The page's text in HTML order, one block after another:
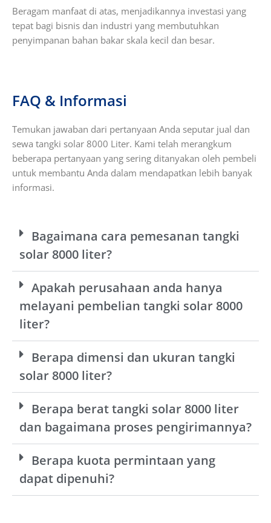
Beragam manfaat di atas, menjadikannya investasi yang
tepat bagi bisnis dan industri yang membutuhkan
penyimpanan bahan bakar skala kecil dan besar.
FAQ & Informasi
Temukan jawaban dari pertanyaan Anda seputar jual dan
sewa tangki solar 8000 Liter. Kami telah merangkum
beberapa pertanyaan yang sering ditanyakan oleh pembeli
untuk membantu Anda dalam mendapatkan lebih banyak
informasi.
Bagaimana cara pemesanan tangki
solar 8000 liter?
Apakah perusahaan anda hanya
melayani pembelian tangki solar 8000
liter?
Berapa dimensi dan ukuran tangki
solar 8000 liter?
Berapa berat tangki solar 8000 liter
dan bagaimana proses pengirimannya?
Berapa kuota permintaan yang
dapat dipenuhi?